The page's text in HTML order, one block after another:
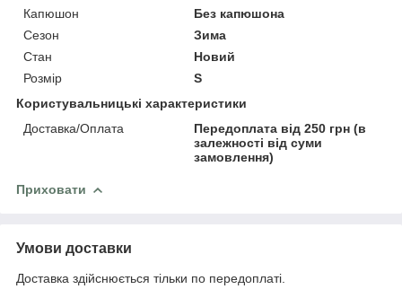
Капюшон
Без капюшона
Сезон
Зима
Стан
Новий
Розмір
S
Користувальницькі характеристики
Доставка/Оплата
Передоплата від 250 грн (в
залежності від суми
замовлення)
Приховати
Умови доставки
Доставка здійснюється тільки по передоплаті.